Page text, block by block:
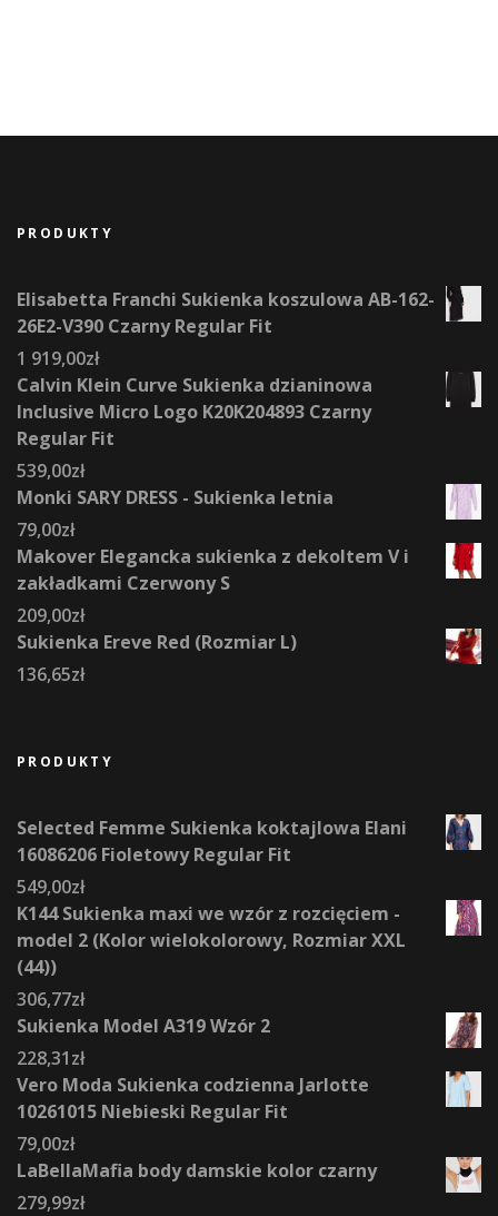
PRODUKTY
Elisabetta Franchi Sukienka koszulowa AB-162-
26E2-V390 Czarny Regular Fit
1 919,00zł
Calvin Klein Curve Sukienka dzianinowa
Inclusive Micro Logo K20K204893 Czarny
Regular Fit
539,00zł
Monki SARY DRESS - Sukienka letnia
79,00zł
Makover Elegancka sukienka z dekoltem V i
zakładkami Czerwony S
209,00zł
Sukienka Ereve Red (Rozmiar L)
136,65zł
PRODUKTY
Selected Femme Sukienka koktajlowa Elani
16086206 Fioletowy Regular Fit
549,00zł
K144 Sukienka maxi we wzór z rozcięciem -
model 2 (Kolor wielokolorowy, Rozmiar XXL
(44))
306,77zł
Sukienka Model A319 Wzór 2
228,31zł
Vero Moda Sukienka codzienna Jarlotte
10261015 Niebieski Regular Fit
79,00zł
LaBellaMafia body damskie kolor czarny
279,99zł